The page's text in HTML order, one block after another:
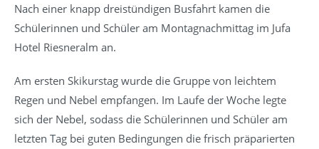
Nach einer knapp dreistündigen Busfahrt kamen die
Schülerinnen und Schüler am Montagnachmittag im Jufa
Hotel Riesneralm an.
Am ersten Skikurstag wurde die Gruppe von leichtem
Regen und Nebel empfangen. Im Laufe der Woche legte
sich der Nebel, sodass die Schülerinnen und Schüler am
letzten Tag bei guten Bedingungen die frisch präparierten